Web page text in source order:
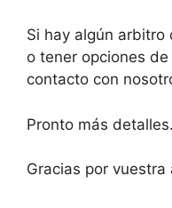
Si hay algún arbitro
o tener opciones
contacto con
Pronto más detalles.
Gracias por vuestra